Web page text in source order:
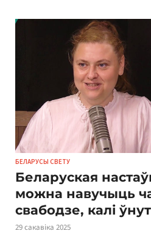
БЕЛАРУСЫ СВЕТУ
Беларуская
можна навучыць
свабодзе, калі
29 сакавіка 2025